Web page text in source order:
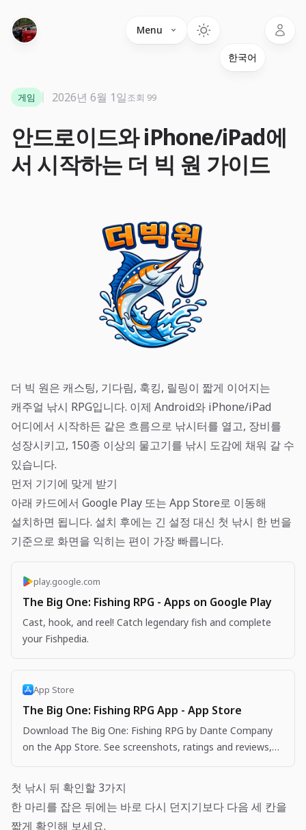
Menu
안드로이드와 iPhone/iPad에
서 시작하는 더 빅 원 가이드
게임 2026년 6월 1일조회 99
더 빅 원은 캐스팅, 기다림, 훅킹, 릴링이 짧게 이어지는
캐주얼 낚시 RPG입니다. 이제 Android와 iPhone/iPad
어디에서 시작하든 같은 흐름으로 낚시터를 열고, 장비를
성장시키고, 150종 이상의 물고기를 낚시 도감에 채워 갈 수
있습니다.
먼저 기기에 맞게 받기
아래 카드에서 Google Play 또는 App Store로 이동해
설치하면 됩니다. 설치 후에는 긴 설정 대신 첫 낚시 한 번을
기준으로 화면을 익히는 편이 가장 빠릅니다.
play.google.com
The Big One: Fishing RPG - Apps on Google Play
Cast, hook, and reel! Catch legendary fish and complete
your Fishpedia.
App Store
The Big One: Fishing RPG App - App Store
Download The Big One: Fishing RPG by Dante Company
on the App Store. See screenshots, ratings and reviews,
첫 낚시 뒤 확인할 3가지
한 마리를 잡은 뒤에는 바로 다시 던지기보다 다음 세 칸을
짧게 확인해 보세요.